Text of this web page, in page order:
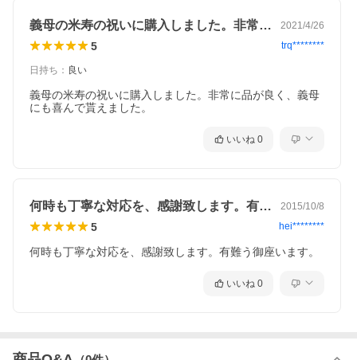
義母の米寿の祝いに購入しました。非常に… 2021/4/26
5 trq********
日持ち ： 良い
義母の米寿の祝いに購入しました。非常に品が良く、義母
にも喜んで貰えました。
いいね 0
何時も丁寧な対応を、感謝致します。有難… 2015/10/8
5 hei********
何時も丁寧な対応を、感謝致します。有難う御座います。
いいね 0